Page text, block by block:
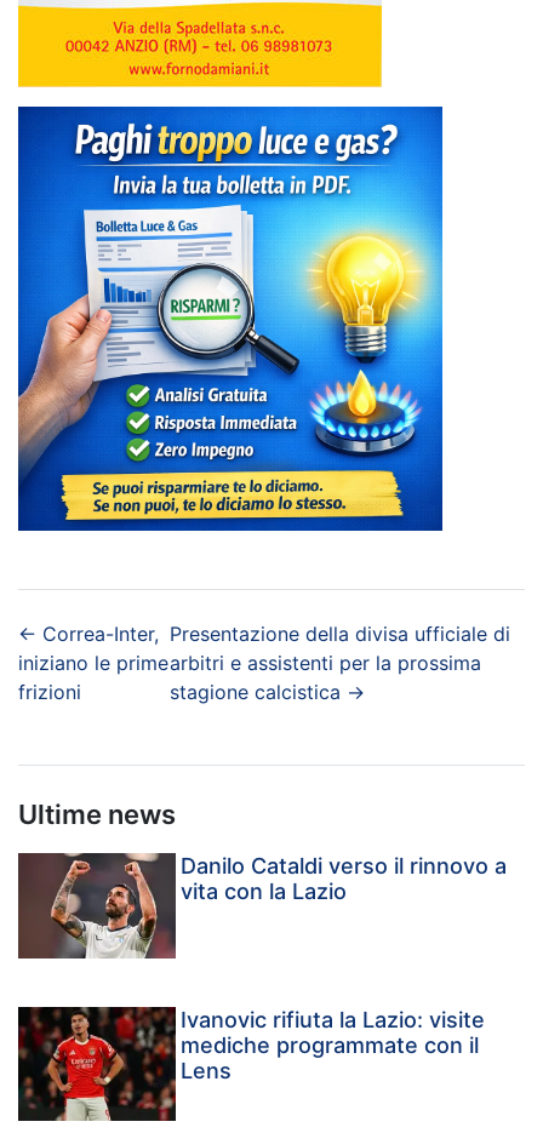
← Correa-Inter,
iniziano le prime
frizioni
Presentazione della divisa ufficiale di
arbitri e assistenti per la prossima
stagione calcistica →
Ultime news
Danilo Cataldi verso il rinnovo a
vita con la Lazio
Ivanovic rifiuta la Lazio: visite
mediche programmate con il
Lens